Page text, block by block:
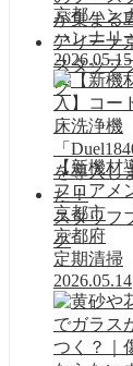
スタッフ
グ
京都ハン
ハンナリ
2026.05.15
スタッフ
グ
【新機材
フロアメ
京都市
京都府
定期清掃
2026.05.14